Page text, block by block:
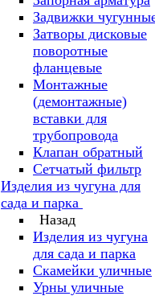
Задвижки
Затворы дисковые
поворотные
фланцевые
Монтажные
(демонтажные)
вставки для
трубопровода
Клапан обратный
Сетчатый фильтр
Изделия из чугуна для
сада и парка
Назад
Изделия из чугуна
для сада и парка
Скамейки уличные
Урны уличные